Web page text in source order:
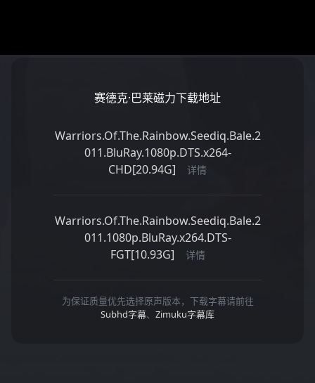
赛德克·巴莱磁力下载地址
Warriors.Of.The.Rainbow.Seediq.Bale.2
011.BluRay.1080p.DTS.x264-
CHD[20.94G]
详情
Warriors.Of.The.Rainbow.Seediq.Bale.2
011.1080p.BluRay.x264.DTS-
FGT[10.93G]
详情
为保证质量优先选择原声版本，下载字幕请前往
Subhd字幕、 Zimuku字幕库